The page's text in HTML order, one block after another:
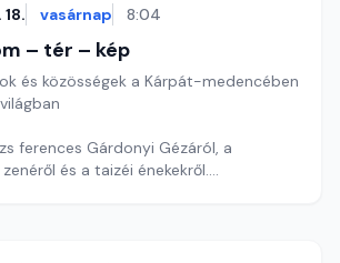
vasárnap 8:04
– tér – kép
és közösségek a Kárpát-medencében
ferences Gárdonyi Gézáról, a
és a taizéi énekekről.